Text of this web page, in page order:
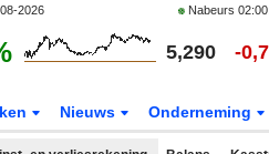
2026 Nabeurs
5,290 -
Nieuws Onderneming